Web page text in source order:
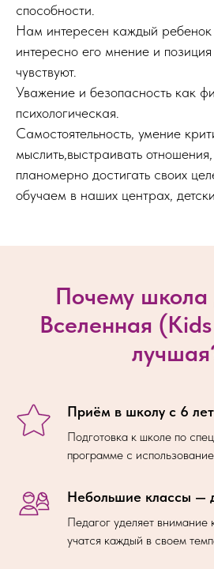
способности.
Нам интересен каждый ребенок
интересно его мнение и позиция
чувствуют.
Уважение и безопасность как
психологическая.
Самостоятельность, умение
мыслить,выстраивать
планомерно достигать своих
обучаем в наших центрах,
Почему школа
Вселенная
Приём в школу с 6
Подготовка к школе по
программе с
Небольшие классы —
Педагог уделяет внимание
учатся каждый в своем